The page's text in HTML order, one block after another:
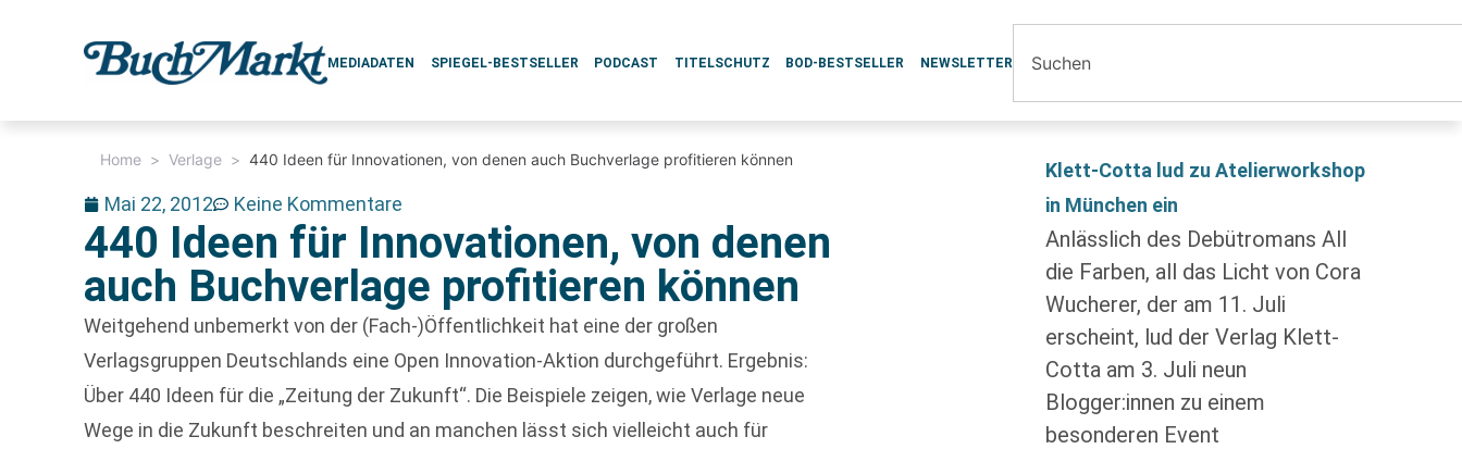
MEDIADATEN SPIEGEL-BESTSELLER PODCAST TITELSCHUTZ BOD-BESTSELLER NEWSLETTER
Home > Verlage > 440 Ideen für Innovationen, von denen auch Buchverlage profitieren können
Mai 22, 2012 Keine Kommentare
440 Ideen für Innovationen, von denen
auch Buchverlage profitieren können
Weitgehend unbemerkt von der (Fach-)Öffentlichkeit hat eine der großen
Verlagsgruppen Deutschlands eine Open Innovation-Aktion durchgeführt. Ergebnis:
Über 440 Ideen für die „Zeitung der Zukunft“. Die Beispiele zeigen, wie Verlage neue
Wege in die Zukunft beschreiten und an manchen lässt sich vielleicht auch für
Klett-Cotta lud zu Atelierworkshop
in München ein
Anlässlich des Debütromans All
die Farben, all das Licht von Cora
Wucherer, der am 11. Juli
erscheint, lud der Verlag Klett-
Cotta am 3. Juli neun
Blogger:innen zu einem
besonderen Event